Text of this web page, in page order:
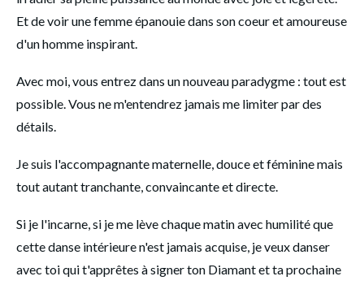
Et de voir une femme épanouie dans son coeur et amoureuse
d'un homme inspirant.
Avec moi, vous entrez dans un nouveau paradygme : tout est
possible. Vous ne m'entendrez jamais me limiter par des
détails.
Je suis l'accompagnante maternelle, douce et féminine mais
tout autant tranchante, convaincante et directe.
Si je l'incarne, si je me lève chaque matin avec humilité que
cette danse intérieure n'est jamais acquise, je veux danser
avec toi qui t'apprêtes à signer ton Diamant et ta prochaine